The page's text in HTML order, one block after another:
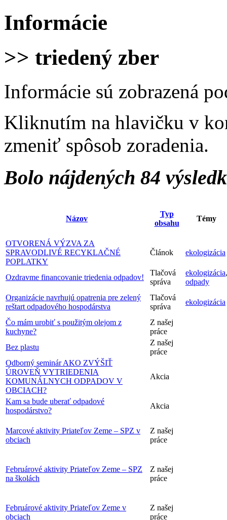
Informácie
>> triedený zber
Informácie sú zobrazená
Kliknutím na hlavičku v
zmeniť spôsob zoradenia.
Bolo nájdených 84
Názov
Typ
obsahu
Témy
OTVORENÁ VÝZVA ZA
SPRAVODLIVÉ RECYKLAČNÉ
POPLATKY
Článok ekologizácia
Ozdravme financovanie triedenia odpadov!
Tlačová
správa
ekologizácia,
odpady
Organizácie navrhujú opatrenia pre zelený
reštart odpadového hospodárstva
Tlačová
správa
ekologizácia
Čo mám urobiť s použitým olejom z
kuchyne?
Z našej
práce
Bez plastu
Z našej
práce
Odborný seminár AKO ZVÝŠIŤ
ÚROVEŇ VYTRIEDENIA
KOMUNÁLNYCH ODPADOV V
OBCIACH?
Akcia
Kam sa bude uberať odpadové
hospodárstvo?
Akcia
Marcové aktivity Priateľov Zeme – SPZ v
obciach
Z našej
práce
Februárové aktivity Priateľov Zeme – SPZ
na školách
Z našej
práce
Februárové aktivity Priateľov Zeme v
obciach
Z našej
práce